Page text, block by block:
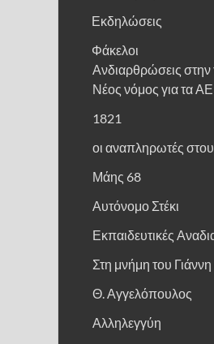
Εκδηλώσεις
Φάκελοι
Ανδιαρθρώσεις
Νέος νόμος για τα
1821
οι αναπληρωτές
Μάης 68
Αυτόνομο Στέκι
Εκπαιδευτικές
Στη μνήμη του Γιάννη
Θ. Αγγελόπουλος
Αλληλεγγύη